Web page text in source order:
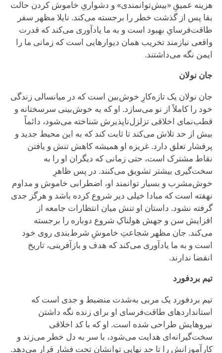
هزینه عمیقِ «بیش‌توانمندی» و دشواریِ خاموش کردن حالت
بقا پس از گذشت خطر را برجسته می‌کند. نایلا مظهر سفر
طاقت‌فرسایِ بهبود است و به ما یادآوری می‌کند که قدرت
واقعی نیازمند تخریب همان دیوارهایی است که زمانی ما را
ایمن نگه می‌داشتند.
جان نولان
جان نولان یک تازه‌کارِ خوش‌بین است که در میانسالی زندگی
خود را کاملاً از نو می‌سازد. او که به خوش‌بینی سرسختانه و
قطب‌نمای اخلاقی تزلزل‌ناپذیرش شناخته می‌شود، دائماً
بیش از حد تلاش می‌کند تا ثابت کند که به این محیط جدید و
پرفشار تعلق دارد. غریزه او همیشه کاهش تنش و یافتن
نقاط مشترک است، حتی زمانی که دیگران او را به
سخت‌گیری بیشتر تشویق می‌کنند. در پس ظاهرِ
خوش‌مشرب و بسیار توانمند او، اضطرابی خاموش و مداوم
نهفته است که مبادا خیلی دیر شروع کرده باشد و هرگز جدی
گرفته نشود. داستان او تنش میان انتظارات جامعه از
افزایش سن و جهش هولناکِ شروع دوباره را برجسته
می‌کند. جان مظهر شجاعتِ خاموشِ شرط‌بندی روی خود
است و به ما یادآوری می‌کند که هدف و بازآفرینی، تاریخ
انقضا ندارند.
تیم بردفورد
تیم بردفورد یک مربی به‌شدت منضبط و جدی است که
استانداردهای طاقت‌فرسای او برای زنده نگه داشتن
نیروهایش طراحی شده است. او که با کد اخلاقی
سخت‌گیرانه‌ای هدایت می‌شود، با سر به دل خطر می‌زند و
کارآموزانش را تا حد نهایی توانشان تحت فشار قرار می‌دهد.